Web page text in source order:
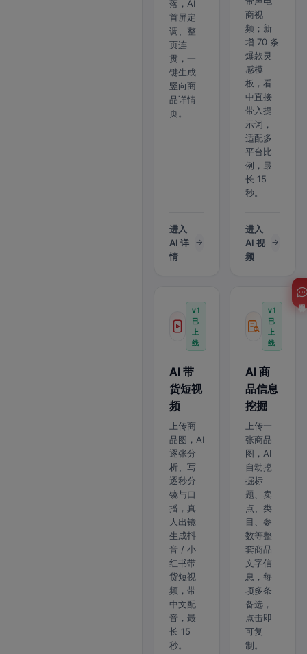
落，AI
首屏定
调、整
页连
贯，一
键生成
竖向商
品详情
页。
进入
AI 详
情
商视
频；新
增 70 条
爆款灵
感模
板，看
中直接
带入提
示词，
适配多
平台比
例，最
长 15
秒。
进入
AI 视
频
v1
已
上
线
AI 带
货短视
频
上传商
品图，AI
逐张分
析、写
逐秒分
镜与口
播，真
人出镜
生成抖
音 / 小
红书带
货短视
频，带
中文配
音，最
长 15
秒。
v1
已
上
线
AI 商
品信息
挖掘
上传一
张商品
图，AI
自动挖
掘标
题、卖
点、类
目、参
数等整
套商品
文字信
息，每
项多条
备选，
点击即
可复
制。